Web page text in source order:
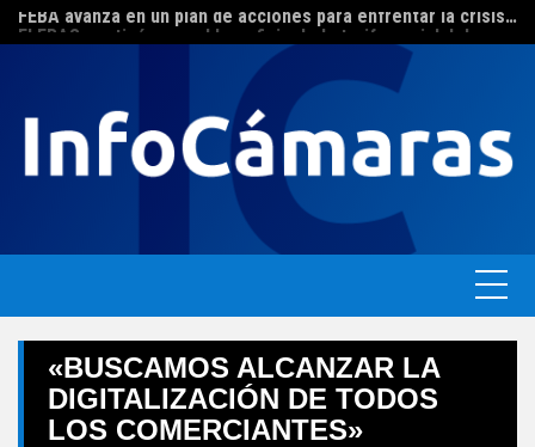
Skip
to
El ERAS continúa con el beneficio de la tarifa social del agua
«BUSCAMOS ALCANZAR LA
DIGITALIZACIÓN DE TODOS
LOS COMERCIANTES»